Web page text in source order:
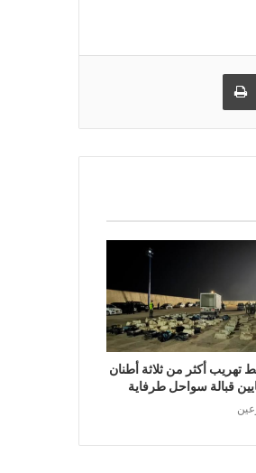
البريد طباعة
تهريب أكثر من ثلاثة أطنان
قبالة سواحل طرفاية